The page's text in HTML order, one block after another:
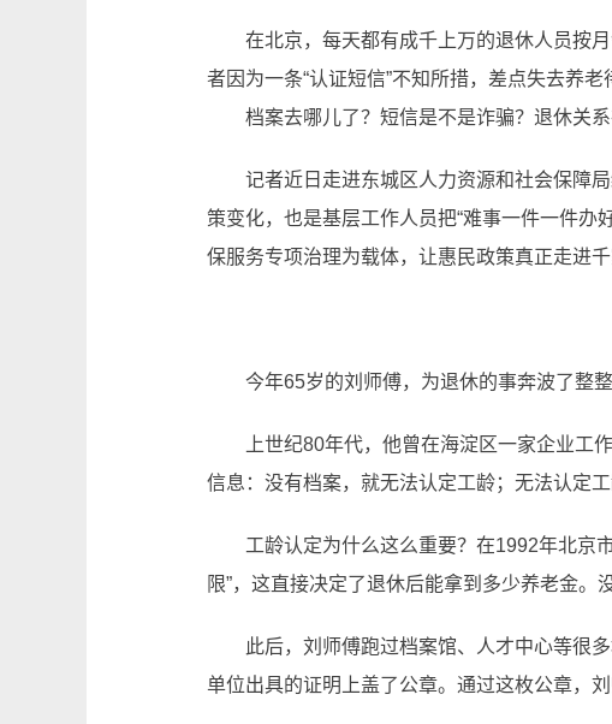
在北京，每天都有成千上万的退休人员按月
者因为一条“认证短信”不知所措，差点失去养老
档案去哪儿了？短信是不是诈骗？退休关系
记者近日走进东城区人力资源和社会保障局
策变化，也是基层工作人员把“难事一件一件
保服务专项治理为载体，让惠民政策真正走进
今年65岁的刘师傅，为退休的事奔波了整整
上世纪80年代，他曾在海淀区一家企业工作
信息：没有档案，就无法认定工龄；无法认定工
工龄认定为什么这么重要？在1992年北京市
限”，这直接决定了退休后能拿到多少养老金。
此后，刘师傅跑过档案馆、人才中心等很多
单位出具的证明上盖了公章。通过这枚公章，